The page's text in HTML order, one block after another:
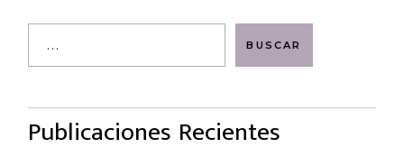
Search
BUSCAR
Publicaciones Recientes